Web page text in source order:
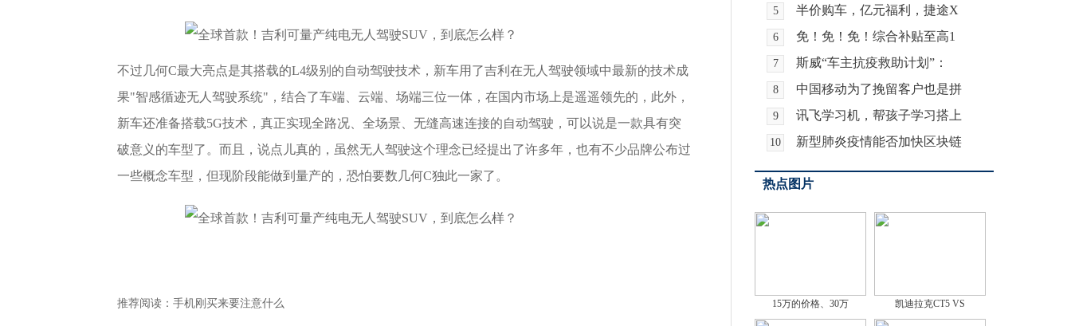
不过几何C最大亮点是其搭载的L4级别的自动驾驶技术，新车用了吉利在无人驾驶领域中最新的技术成
果"智感循迹无人驾驶系统"，结合了车端、云端、场端三位一体，在国内市场上是遥遥领先的，此外，
新车还准备搭载5G技术，真正实现全路况、全场景、无缝高速连接的自动驾驶，可以说是一款具有突
破意义的车型了。而且，说点儿真的，虽然无人驾驶这个理念已经提出了许多年，也有不少品牌公布过
一些概念车型，但现阶段能做到量产的，恐怕要数几何C独此一家了。
推荐阅读： 手机刚买来要注意什么
5 半价购车，亿元福利，捷途X
6 免！免！免！综合补贴至高1
7 斯威“车主抗疫救助计划”：
8 中国移动为了挽留客户也是拼
9 讯飞学习机，帮孩子学习搭上
10 新型肺炎疫情能否加快区块链
热点图片
15万的价格、30万 凯迪拉克CT5 VS